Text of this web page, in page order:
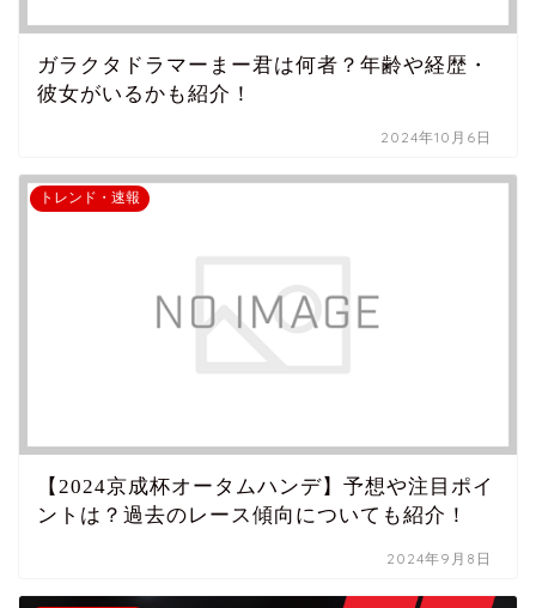
ガラクタドラマーまー君は何者？年齢や経歴・
彼女がいるかも紹介！
2024年10月6日
トレンド・速報
【2024京成杯オータムハンデ】予想や注目ポイ
ントは？過去のレース傾向についても紹介！
2024年9月8日